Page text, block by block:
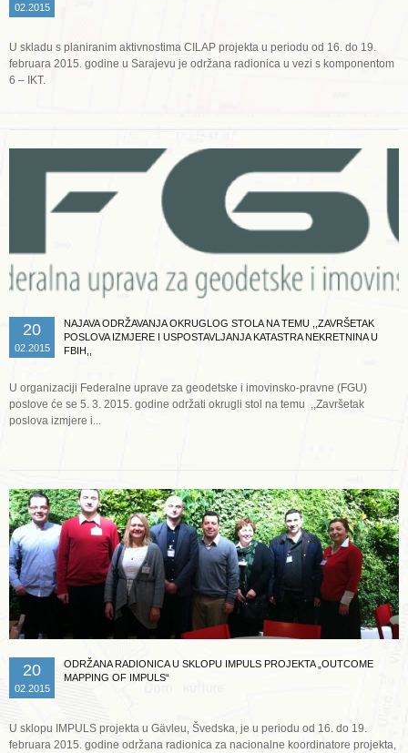
02.2015
U skladu s planiranim aktivnostima CILAP projekta u periodu od 16. do 19.
februara 2015. godine u Sarajevu je održana radionica u vezi s komponentom
6 – IKT.
20
02.2015
NAJAVA ODRŽAVANJA OKRUGLOG STOLA NA TEMU ,,ZAVRŠETAK
POSLOVA IZMJERE I USPOSTAVLJANJA KATASTRA NEKRETNINA U
FBIH,,
U organizaciji Federalne uprave za geodetske i imovinsko-pravne (FGU)
poslove će se 5. 3. 2015. godine održati okrugli stol na temu ,,Završetak
poslova izmjere i...
20
02.2015
ODRŽANA RADIONICA U SKLOPU IMPULS PROJEKTA „OUTCOME
MAPPING OF IMPULS“
U sklopu IMPULS projekta u Gävleu, Švedska, je u periodu od 16. do 19.
februara 2015. godine održana radionica za nacionalne koordinatore projekta,